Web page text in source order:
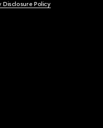
Disclosure Policy